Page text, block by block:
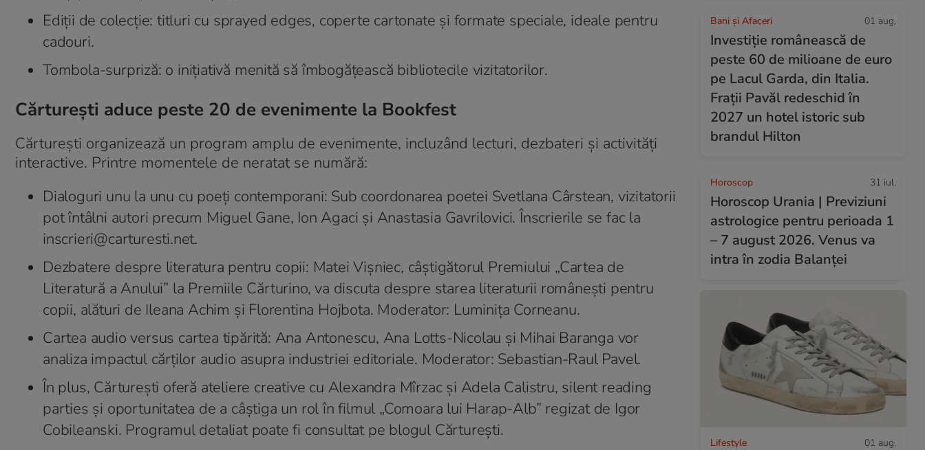
Ediţii de colecţie: titluri cu sprayed edges, coperte cartonate şi formate speciale, ideale pentru
cadouri.
Tombola-surpriză: o iniţiativă menită să îmbogăţească bibliotecile vizitatorilor.
Cărtureşti aduce peste 20 de evenimente la Bookfest
Cărtureşti organizează un program amplu de evenimente, incluzând lecturi, dezbateri şi activităţi
interactive. Printre momentele de neratat se numără:
Dialoguri unu la unu cu poeţi contemporani: Sub coordonarea poetei Svetlana Cârstean, vizitatorii
pot întâlni autori precum Miguel Gane, Ion Agaci şi Anastasia Gavrilovici. Înscrierile se fac la
inscrieri@carturesti.net.
Dezbatere despre literatura pentru copii: Matei Vişniec, câştigătorul Premiului „Cartea de
Literatură a Anului” la Premiile Cărturino, va discuta despre starea literaturii româneşti pentru
copii, alături de Ileana Achim şi Florentina Hojbota. Moderator: Luminiţa Corneanu.
Cartea audio versus cartea tipărită: Ana Antonescu, Ana Lotts-Nicolau şi Mihai Baranga vor
analiza impactul cărţilor audio asupra industriei editoriale. Moderator: Sebastian-Raul Pavel.
În plus, Cărtureşti oferă ateliere creative cu Alexandra Mîrzac şi Adela Calistru, silent reading
parties şi oportunitatea de a câştiga un rol în filmul „Comoara lui Harap-Alb” regizat de Igor
Cobileanski. Programul detaliat poate fi consultat pe blogul Cărtureşti.
Bani și Afaceri 01 aug.
Investiție românească de
peste 60 de milioane de euro
pe Lacul Garda, din Italia.
Frații Pavăl redeschid în
2027 un hotel istoric sub
brandul Hilton
Horoscop 31 iul.
Horoscop Urania | Previziuni
astrologice pentru perioada 1
– 7 august 2026. Venus va
intra în zodia Balanței
Lifestyle 01 aug.